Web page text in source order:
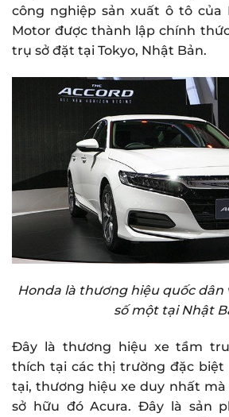
công nghiệp sản xuất ô tô của
Motor được thành lập chính
trụ sở đặt tại Tokyo, Nhật Bản.
Honda là thương hiệu quốc dân
số một tại Nhật
Đây là thương hiệu xe tầm
thích tại các thị trường đặc biệt
tại, thương hiệu xe duy nhất mà
sở hữu đó Acura. Đây là sản